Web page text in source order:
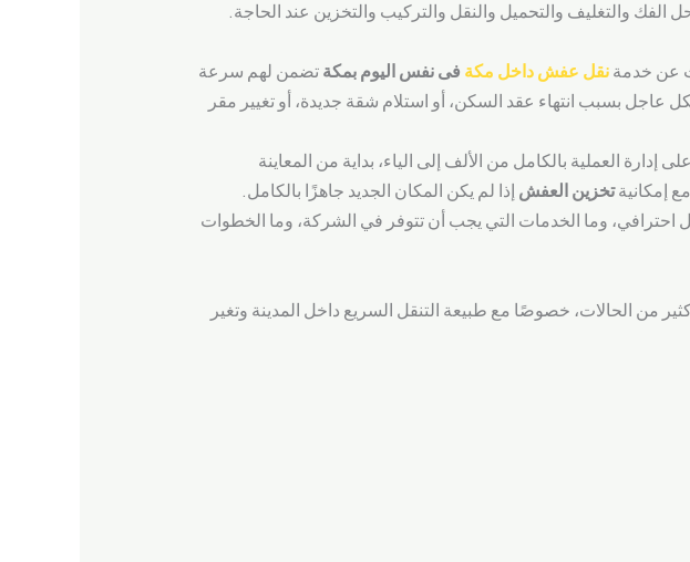
والتغليف والتحميل والنقل والتركيب والتخزين عند الحاجة.
عن خدمةنقل عفش داخل مكة فى نفس اليوم بمكةتضمن لهم سرعة
عاجل بسبب انتهاء عقد السكن، أو استلام شقة جديدة، أو تغيير مقر
العملية بالكامل من الألف إلى الياء، بداية من المعاينة
إمكانيةتخزين العفش إذا لم يكن المكان الجديد جاهزًا بالكامل.
احترافي، وما الخدمات التي يجب أن تتوفر في الشركة، وما الخطوات
من الحالات، خصوصًا مع طبيعة التنقل السريع داخل المدينة وتغير